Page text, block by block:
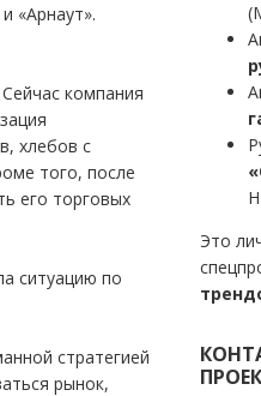
«Арнаут».
компания
хлебов с
того, после
его торговых
ситуацию по
стратегией
рынок,
Это